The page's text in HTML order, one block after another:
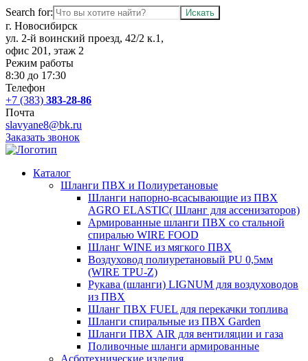
Search for:
г. Новосибирск
ул. 2-й воинский проезд, 42/2 к.1,
офис 201, этаж 2
Режим работы
8:30 до 17:30
Телефон
+7 (383) 383-28-86
Почта
slavyane8@bk.ru
Заказать звонок
Каталог
Шланги ПВХ и Полиуретановые
Шланги напорно-всасывающие из ПВХ
AGRO ELASTIC( Шланг для ассенизаторов)
Армированные шланги ПВХ со стальной
спиралью WIRE FOOD
Шланг WINE из мягкого ПВХ
Воздуховод полиуретановый PU 0,5мм
(WIRE TPU-Z)
Рукава (шланги) LIGNUM для воздуховодов
из ПВХ
Шланг ПВХ FUEL для перекачки топлива
Шланги спиральные из ПВХ Garden
Шланги ПВХ AIR для вентиляции и газа
Поливочные шланги армированные
Асботехнические изделия